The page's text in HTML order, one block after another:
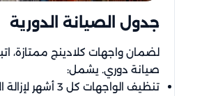
جدول الصيانة الدورية
لضمان واجهات كلادينج ممتازة،
صيانة دوري. يشمل:
تنظيف الواجهات كل 3 أشهر